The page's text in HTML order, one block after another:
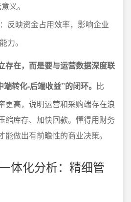
义。
：反映资金占用效率，影响企业
力。
存在，而是要与运营数据深度联
转化-后端收益”的闭环。 比
更高，说明运营和采购端存在浪
缩库存、加快回款。懂得用财务
做出有前瞻性的商业决策。
体化分析：精细管